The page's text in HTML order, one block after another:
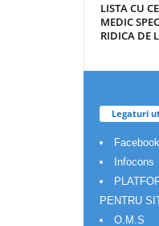
LISTA CU
MEDIC
RIDICA DE
Legaturi
Infocons
PENTRU
O.M.S